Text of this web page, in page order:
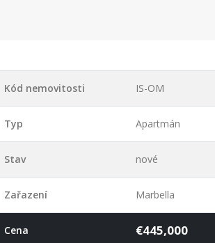
Kód nemovitosti IS-OM
Typ Apartmán
Stav nové
Zařazení Marbella
Cena €445,000